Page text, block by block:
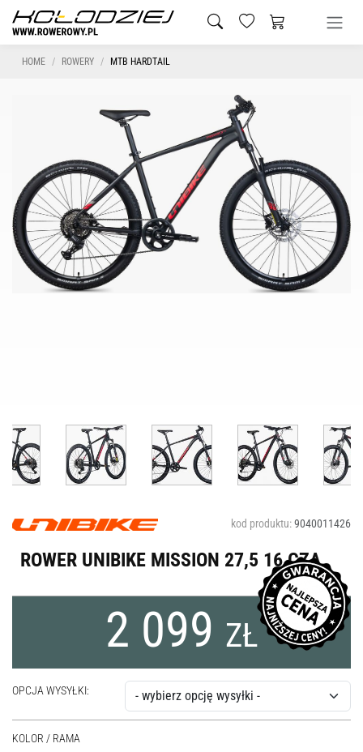
HOME ROWERY MTB HARDTAIL
kod produktu:9040011426
ROWER UNIBIKE MISSION 27,5 16 CZA
2 099 ZŁ
OPCJA WYSYŁKI:
KOLOR / RAMA